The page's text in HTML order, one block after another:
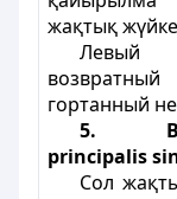
жақтық жүйке
Левый
возвратный
гортанный
5.
prіncіpalіs
Сол